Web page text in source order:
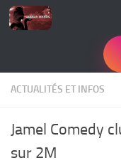
Skip to content
ACTUALITÉS ET INFOS
Jamel Comedy
sur 2M